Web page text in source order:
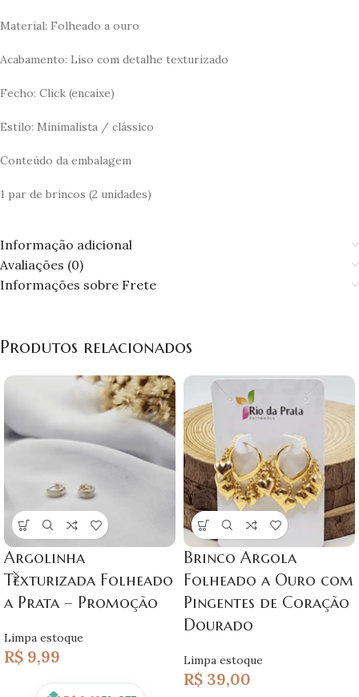
Material: Folheado a ouro
Acabamento: Liso com detalhe texturizado
Fecho: Click (encaixe)
Estilo: Minimalista / clássico
Conteúdo da embalagem
1 par de brincos (2 unidades)
Informação adicional
Avaliações (0)
Informações sobre Frete
Produtos relacionados
Argolinha
Texturizada Folheado
a Prata – Promoção
Limpa estoque
R$ 9,99
Brinco Argola
Folheado a Ouro com
Pingentes de Coração
Dourado
Limpa estoque
R$ 39,00